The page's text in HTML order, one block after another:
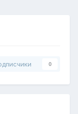
0